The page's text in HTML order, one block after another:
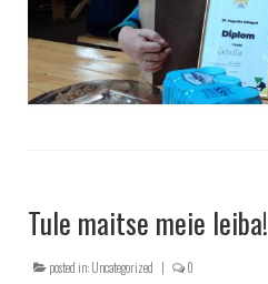
Tule maitse meie leiba!
posted in:Uncategorized | 0